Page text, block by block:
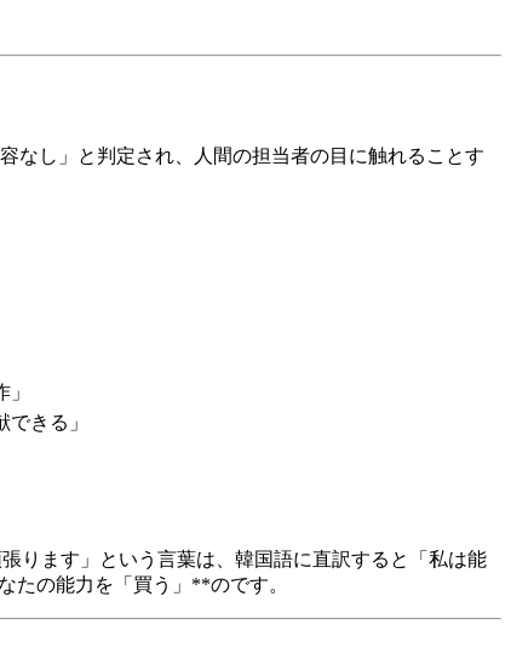
なし」と判定され、人間の担当者の目に触れることす
きる」
ります」という言葉は、韓国語に直訳すると「私は能
たの能力を「買う」**のです。